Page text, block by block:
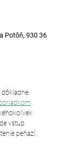
Potôň, 930 36
dôkladne
vstup
peňazí.